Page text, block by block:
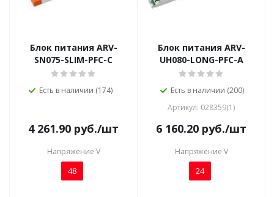
Блок питания ARV-
SN075-SLIM-PFC-C
Есть в наличии (174)
4 261.90 руб./шт
Напряжение V
48
Блок питания ARV-
UH080-LONG-PFC-A
Есть в наличии (200)
Артикул: 028359(1)
6 160.20 руб./шт
Напряжение V
24